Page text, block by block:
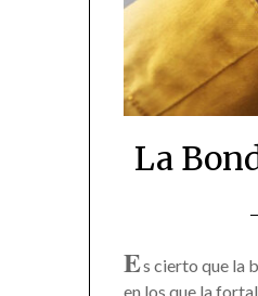
La
Es cierto que la
en los que la